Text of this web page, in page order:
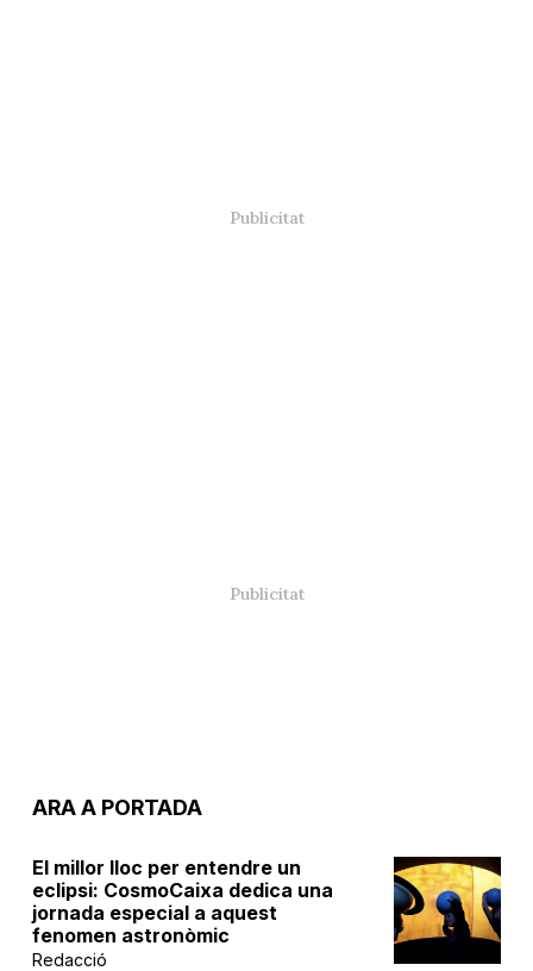
ARA A PORTADA
El millor lloc per entendre un
eclipsi: CosmoCaixa dedica una
jornada especial a aquest
fenomen astronòmic
Redacció